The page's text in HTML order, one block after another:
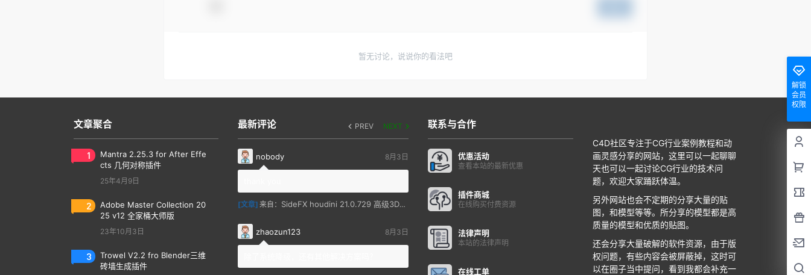
暂无讨论，说说你的看法吧
解锁
会员
权限
文章聚合
1
Mantra 2.25.3 for After Effe
cts 几何对称插件
25年4月9日
2
Adobe Master Collection 20
25 v12 全家桶大师版
23年10月3日
3
Trowel V2.2 fro Blender三维
砖墙生成插件
最新评论 PREV NEXT
nobody 8月3日
[文章] 来自： SideFX houdini 21.0.729 高级3D特效软件
zhaozun123 8月3日
联系与合作
优惠活动
查看本站的最新优惠
插件商城
在线购买付费资源
法律声明
本站的法律声明
在线工单
C4D社区专注于CG行业案例教程和动
画灵感分享的网站，这里可以一起聊聊
天也可以一起讨论CG行业的技术问
题，欢迎大家踊跃体温。
另外网站也会不定期的分享大量的贴
图，和模型等等。所分享的模型都是高
质量的模型和优质的贴图。
还会分享大量破解的软件资源，由于版
权问题，有些内容会被屏蔽掉，这时可
以在圈子当中提问，看到我都会补充一